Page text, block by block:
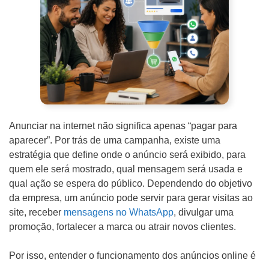
Anunciar na internet não significa apenas “pagar para
aparecer”. Por trás de uma campanha, existe uma
estratégia que define onde o anúncio será exibido, para
quem ele será mostrado, qual mensagem será usada e
qual ação se espera do público. Dependendo do objetivo
da empresa, um anúncio pode servir para gerar visitas ao
site, receber mensagens no WhatsApp, divulgar uma
promoção, fortalecer a marca ou atrair novos clientes.
Por isso, entender o funcionamento dos anúncios online é
e
n
d
o
d
e
n
ó
s
?
Marketing Digital
Mídias Sociais
Outros
D
e
t
a
l
h
e
s
d
ENVIAR